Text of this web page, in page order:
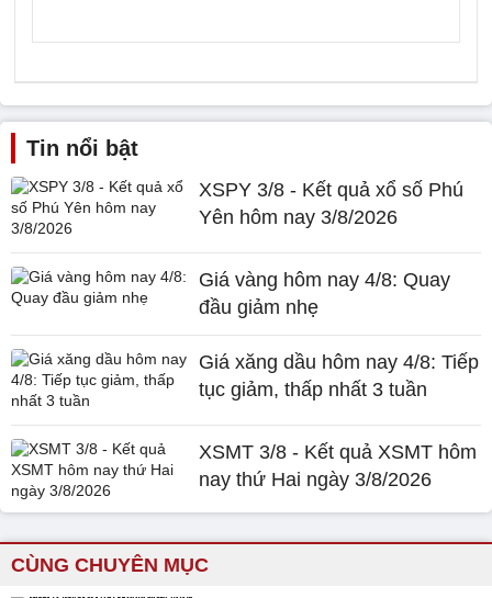
Tin nổi bật
XSPY 3/8 - Kết quả xổ số Phú
Yên hôm nay 3/8/2026
Giá vàng hôm nay 4/8: Quay
đầu giảm nhẹ
Giá xăng dầu hôm nay 4/8: Tiếp
tục giảm, thấp nhất 3 tuần
XSMT 3/8 - Kết quả XSMT hôm
nay thứ Hai ngày 3/8/2026
CÙNG CHUYÊN MỤC